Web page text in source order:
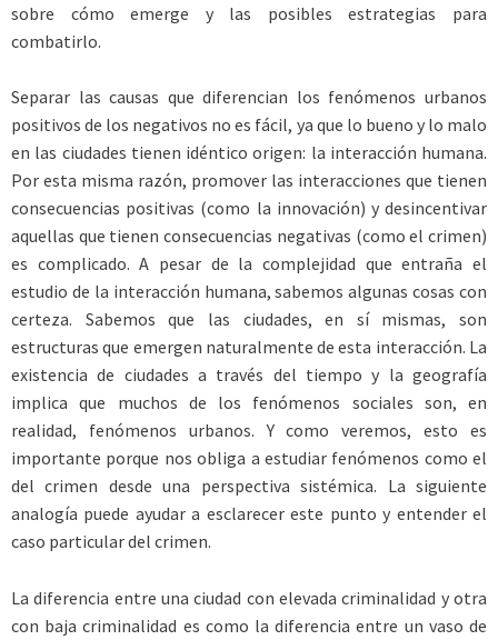
sobre cómo emerge y las posibles estrategias para
combatirlo.
Separar las causas que diferencian los fenómenos urbanos
positivos de los negativos no es fácil, ya que lo bueno y lo malo
en las ciudades tienen idéntico origen: la interacción humana.
Por esta misma razón, promover las interacciones que tienen
consecuencias positivas (como la innovación) y desincentivar
aquellas que tienen consecuencias negativas (como el crimen)
es complicado. A pesar de la complejidad que entraña el
estudio de la interacción humana, sabemos algunas cosas con
certeza. Sabemos que las ciudades, en sí mismas, son
estructuras que emergen naturalmente de esta interacción. La
existencia de ciudades a través del tiempo y la geografía
implica que muchos de los fenómenos sociales son, en
realidad, fenómenos urbanos. Y como veremos, esto es
importante porque nos obliga a estudiar fenómenos como el
del crimen desde una perspectiva sistémica. La siguiente
analogía puede ayudar a esclarecer este punto y entender el
caso particular del crimen.
La diferencia entre una ciudad con elevada criminalidad y otra
con baja criminalidad es como la diferencia entre un vaso de